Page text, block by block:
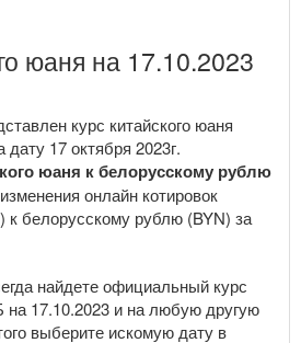
юаня на 17.10.2023
курс китайского юаня
17 октября 2023г.
юаня к белорусскому рублю
онлайн котировок
к белорусскому рублю (BYN) за
найдете официальный курс
на 17.10.2023 и на любую другую
выберите искомую дату в